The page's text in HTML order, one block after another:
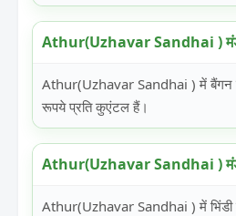
Athur(Uzhavar Sandhai ) मंडी
Athur(Uzhavar Sandhai ) में बैंगन
रूपये प्रति कुएंटल हैं।
Athur(Uzhavar Sandhai ) मंडी
Athur(Uzhavar Sandhai ) में